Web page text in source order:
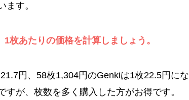
ます。
枚あたりの価格を計算しましょう。
円、58枚1,304円のGenkiは1枚22.5円にな
が、枚数を多く購入した方がお得です。